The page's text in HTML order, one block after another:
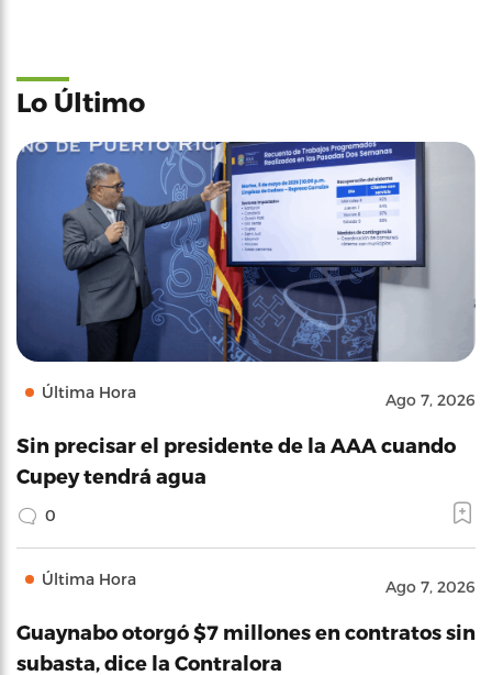
Lo Último
Última Hora Ago 7, 2026
Sin precisar el presidente de la AAA cuando
Cupey tendrá agua
0
Última Hora Ago 7, 2026
Guaynabo otorgó $7 millones en contratos sin
subasta, dice la Contralora